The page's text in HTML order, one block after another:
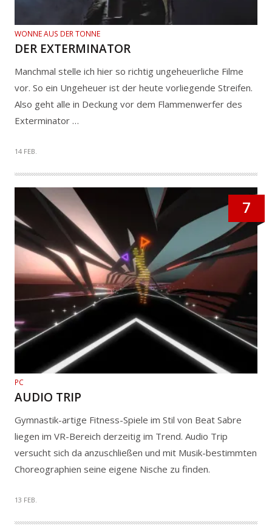
WONNE AUS DER TONNE
DER EXTERMINATOR
Manchmal stelle ich hier so richtig ungeheuerliche Filme
vor. So ein Ungeheuer ist der heute vorliegende Streifen.
Also geht alle in Deckung vor dem Flammenwerfer des
Exterminator …
14 FEB.
7
PC
AUDIO TRIP
Gymnastik-artige Fitness-Spiele im Stil von Beat Sabre
liegen im VR-Bereich derzeitig im Trend. Audio Trip
versucht sich da anzuschließen und mit Musik-bestimmten
Choreographien seine eigene Nische zu finden.
13 FEB.